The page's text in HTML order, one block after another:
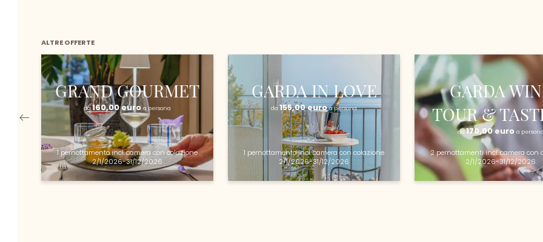
ALTRE OFFERTE
GRAND GOURMET
da160,00 euro a persona
1 pernottamentoincl.camera con colazione
2/1/2026-31/12/2026
GARDA IN LOVE
da 155,00 euroa persona
1 pernottamentoincl.camera con colazione
2/1/2026-31/12/2026
GARDA
TOUR &
da170,00 euro a
2 pernottamentiincl.camera con
2/1/2026-31/12/2026